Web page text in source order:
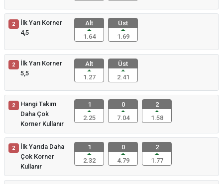
2
İlk Yarı Korner
4,5
Alt
1.64
Üst
1.69
2
İlk Yarı Korner
5,5
Alt
1.27
Üst
2.41
2
Hangi Takım
Daha Çok
Korner Kullanır
1
2.25
0
7.04
2
1.58
2
İlk Yarıda Daha
Çok Korner
Kullanır
1
2.32
0
4.79
2
1.77